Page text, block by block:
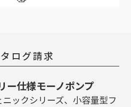
ログ請求
ー仕様モーノポンプ
ニックシリーズ、小容量型フ